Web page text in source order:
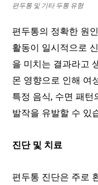
편두통 및 기타 두통 유형
편두통의 정확한 원
활동이 일시적으로
을 미치는 결과라고
몬 영향으로 인해 여
특정 음식, 수면 패
발작을 유발할 수 있
진단 및 치료
편두통 진단은 주로